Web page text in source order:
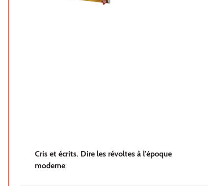
Cris et écrits. Dire les révoltes à l'époque
moderne